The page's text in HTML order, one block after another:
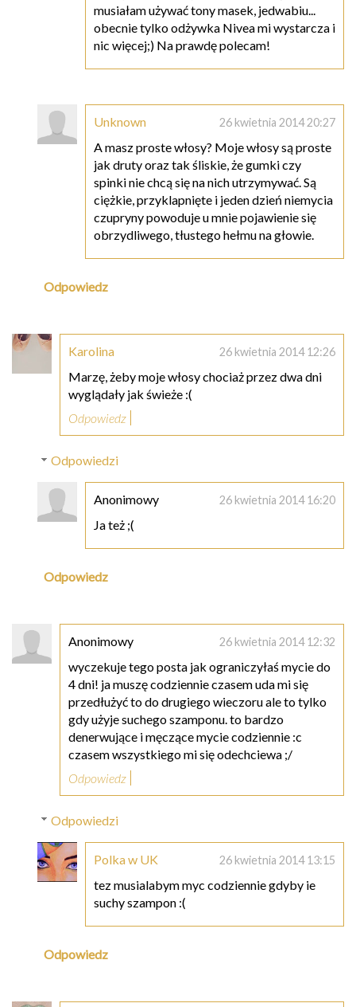
musiałam używać tony masek, jedwabiu...
obecnie tylko odżywka Nivea mi wystarcza i
nic więcej;) Na prawdę polecam!
Unknown 26 kwietnia 2014 20:27
A masz proste włosy? Moje włosy są proste
jak druty oraz tak śliskie, że gumki czy
spinki nie chcą się na nich utrzymywać. Są
ciężkie, przyklapnięte i jeden dzień niemycia
czupryny powoduje u mnie pojawienie się
obrzydliwego, tłustego hełmu na głowie.
Odpowiedz
Karolina 26 kwietnia 2014 12:26
Marzę, żeby moje włosy chociaż przez dwa dni
wyglądały jak świeże :(
Odpowiedz
Odpowiedzi
Anonimowy 26 kwietnia 2014 16:20
Ja też ;(
Odpowiedz
Anonimowy 26 kwietnia 2014 12:32
wyczekuje tego posta jak ograniczyłaś mycie do
4 dni! ja muszę codziennie czasem uda mi się
przedłużyć to do drugiego wieczoru ale to tylko
gdy użyje suchego szamponu. to bardzo
denerwujące i męczące mycie codziennie :c
czasem wszystkiego mi się odechciewa ;/
Odpowiedz
Odpowiedzi
Polka w UK 26 kwietnia 2014 13:15
tez musialabym myc codziennie gdyby ie
suchy szampon :(
Odpowiedz